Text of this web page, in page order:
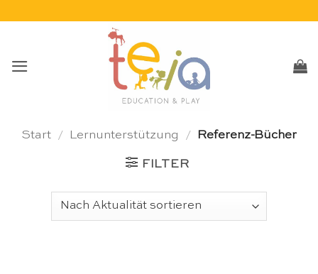
Start / Lernunterstützung / Referenz-Bücher
FILTER